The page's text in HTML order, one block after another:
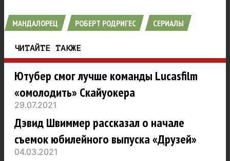
МАНДАЛОРЕЦ РОБЕРТ РОДРИГЕС СЕРИАЛЫ
ЧИТАЙТЕ ТАКЖЕ
Ютубер смог лучше команды Lucasfilm
«омолодить» Скайуокера
29.07.2021
Дэвид Швиммер рассказал о начале
съемок юбилейного выпуска «Друзей»
04.03.2021